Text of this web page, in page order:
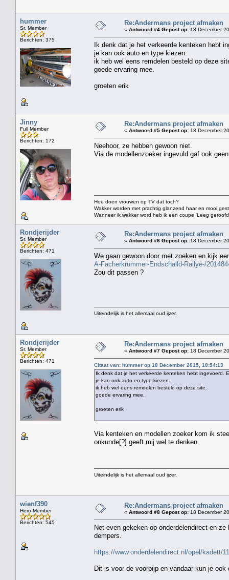
hummer
Sr. Member
Berichten: 375
Re:Andermans project afmaken
« Antwoord #4 Gepost op: 18 December
Ik denk dat je het verkeerde kenteken hebt
je kan ook auto en type kiezen.
ik heb wel eens remdelen besteld op deze
goede ervaring mee.
groeten erik
Jinny
Full Member
Berichten: 172
Re:Andermans project afmaken
« Antwoord #5 Gepost op: 18 December
Neehoor, ze hebben gewoon niet.
Via de modellenzoeker ingevuld gaf ook
Hoe doen vrouwen op TV dat toch?
Wakker worden met prachtig glanzend haar en mooi
Wanneer ik wakker word heb ik een coupe 'Leeg
Rondjerijder
Sr. Member
Berichten: 471
Re:Andermans project afmaken
« Antwoord #6 Gepost op: 18 December
We gaan gewoon door met zoeken en kijk
A-Facherkrummer-Endschalld-Rallye-/
Zou dit passen ?
Uiteindelijk is het allemaal oud ijzer.
Rondjerijder
Sr. Member
Berichten: 471
Re:Andermans project afmaken
« Antwoord #7 Gepost op: 18 December
Citaat van: hummer op 18 December 2015, 18:54:13
Ik denk dat je het verkeerde kenteken hebt ingevoerd.
je kan ook auto en type kiezen.
ik heb wel eens remdelen besteld op deze site.
goede ervaring mee.
groeten erik
Via kenteken en modellen zoeker kom ik
onkunde[?] geeft mij wel te denken.
Uiteindelijk is het allemaal oud ijzer.
wienf390
Hero Member
Berichten: 545
Re:Andermans project afmaken
« Antwoord #8 Gepost op: 18 December
Net even gekeken op onderdelendirect en
dempers.
https://www.onderdelendirect.nl/opel/kadett/
Dit is voor de voorpijp en vandaar kun je